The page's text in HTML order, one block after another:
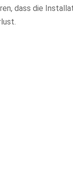
dass die